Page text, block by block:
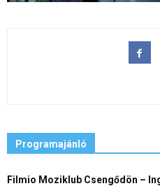
Programajánló
Filmio Moziklub Csengődön –